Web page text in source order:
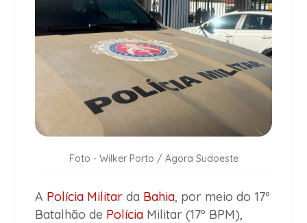
Foto - Wilker Porto / Agora Sudoeste
A Polícia Militar da Bahia, por meio do 17º
Batalhão de Polícia Militar (17º BPM),